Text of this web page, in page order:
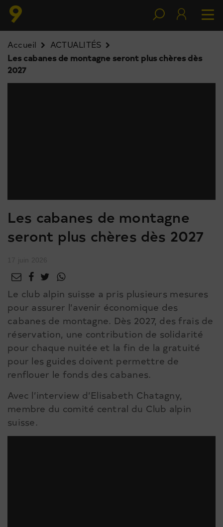
Accueil
ACTUALITÉS
Les cabanes de montagne seront plus chères dès
2027
Les cabanes de montagne
seront plus chères dès 2027
Le club alpin suisse a pris plusieurs mesures
pour assurer l’avenir économique des
cabanes de montagne. Dès 2027, des frais de
réservation, une contribution de solidarité
pour chaque nuitée et la fin de la gratuité
pour les guides doivent permettre de
renflouer le fonds des cabanes.
Avec l’interview d’Elisabeth Chatagny,
membre du comité central du Club alpin
suisse.